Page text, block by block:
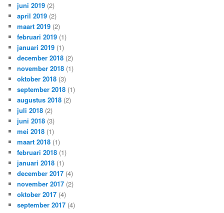
juni 2019 (2)
april 2019 (2)
maart 2019 (2)
februari 2019 (1)
januari 2019 (1)
december 2018 (2)
november 2018 (1)
oktober 2018 (3)
september 2018 (1)
augustus 2018 (2)
juli 2018 (2)
juni 2018 (3)
mei 2018 (1)
maart 2018 (1)
februari 2018 (1)
januari 2018 (1)
december 2017 (4)
november 2017 (2)
oktober 2017 (4)
september 2017 (4)